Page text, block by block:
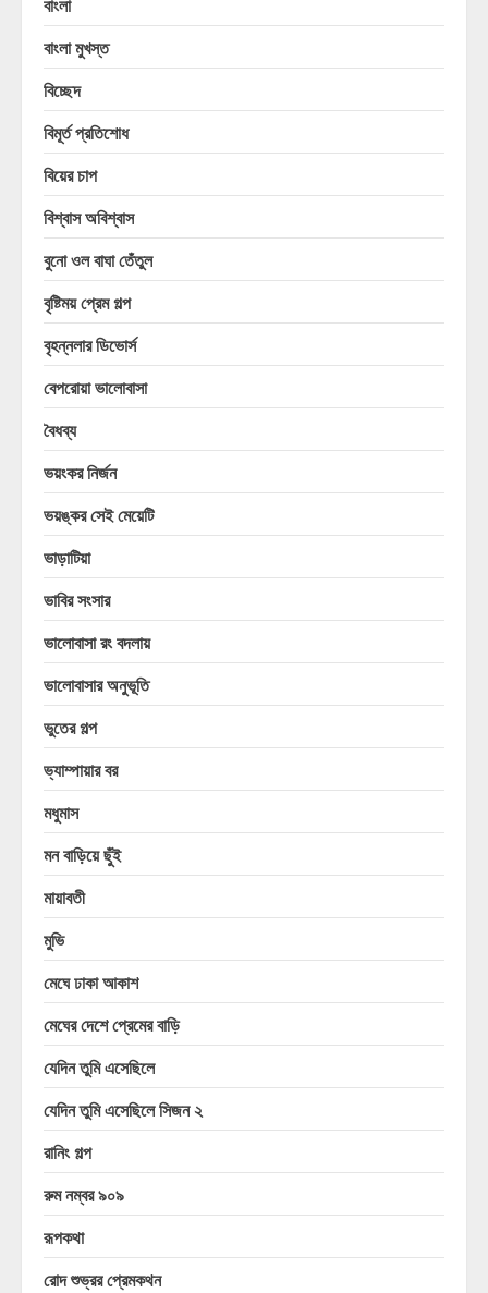
বাংলা মুখস্ত
বিচ্ছেদ
বিমূর্ত প্রতিশোধ
বিয়ের চাপ
বিশ্বাস অবিশ্বাস
বুনো ওল বাঘা তেঁতুল
বৃষ্টিময় প্রেম গল্প
বৃহন্নলার ডিভোর্স
বেপরোয়া ভালোবাসা
বৈধব্য
ভয়ংকর নির্জন
ভয়ঙ্কর সেই মেয়েটি
ভাড়াটিয়া
ভাবির সংসার
ভালোবাসা রং বদলায়
ভালোবাসার অনুভূতি
ভুতের গল্প
ভ্যাম্পায়ার বর
মধুমাস
মন বাড়িয়ে ছুঁই
মায়াবতী
মুভি
মেঘে ঢাকা আকাশ
মেঘের দেশে প্রেমের বাড়ি
যেদিন তুমি এসেছিলে
যেদিন তুমি এসেছিলে সিজন ২
রানিং গল্প
রুম নম্বর ৯০৯
রূপকথা
রোদ শুভ্রর প্রেমকথন